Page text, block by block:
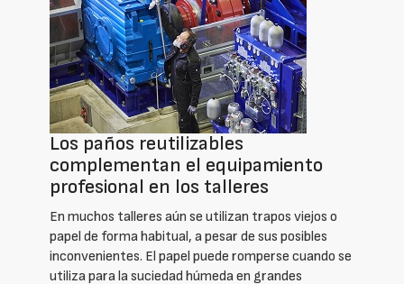
Los paños reutilizables
complementan el equipamiento
profesional en los talleres
En muchos talleres aún se utilizan trapos viejos o
papel de forma habitual, a pesar de sus posibles
inconvenientes. El papel puede romperse cuando se
utiliza para la suciedad húmeda en grandes